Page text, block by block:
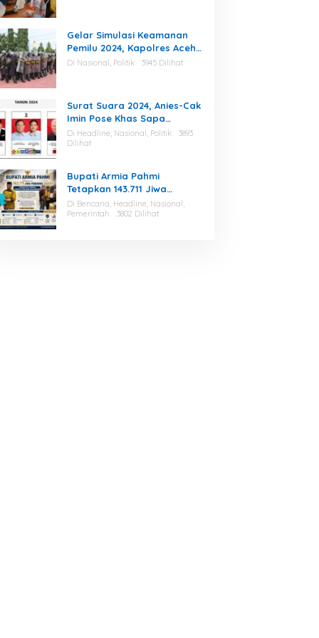
Gelar Simulasi Keamanan
Pemilu 2024, Kapolres Aceh
Tamiang : Selama Proses,
Di Nasional, Politik 3945 Dilihat
Surat Suara 2024, Anies-Cak
Imin Pose Khas Sapa
Indonesia, Ini Maknanya
Di Headline, Nasional, Politik
3893
Dilihat
Bupati Armia Pahmi
Tetapkan 143.711 Jiwa
Penerima Jadup, Pemkab
Aceh Tamiang Percepat
Di Bencana, Headline, Nasional,
Pemerintah
3802 Dilihat